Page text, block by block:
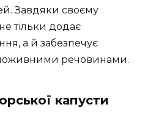
Завдяки своєму
тільки додає
а й забезпечує
речовинами.
капусти